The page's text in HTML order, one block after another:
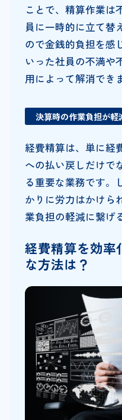
ことで、精算作業は
員に一時的に立て替
ので金銭的負担を感
いった社員の不満や
用によって解消でき
決算時の作業負担が軽
経費精算は、単に経
への払い戻しだけで
る重要な業務です。
かりに労力はかけら
業負担の軽減に繋げ
経費精算を効率
な方法は？